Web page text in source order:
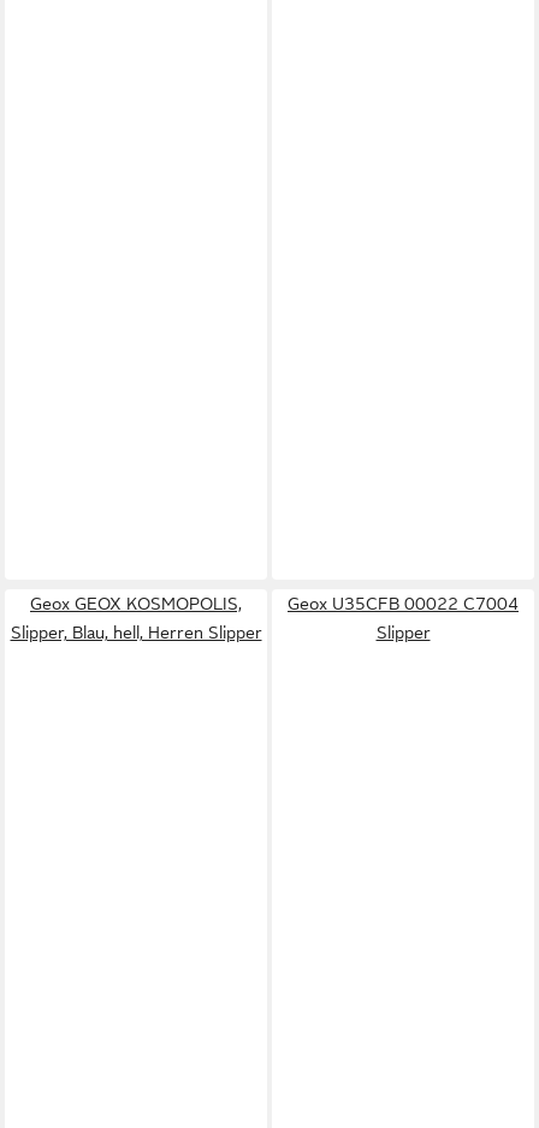
Geox GEOX KOSMOPOLIS,
Slipper, Blau, hell, Herren Slipper
Geox U35CFB 00022 C7004
Slipper